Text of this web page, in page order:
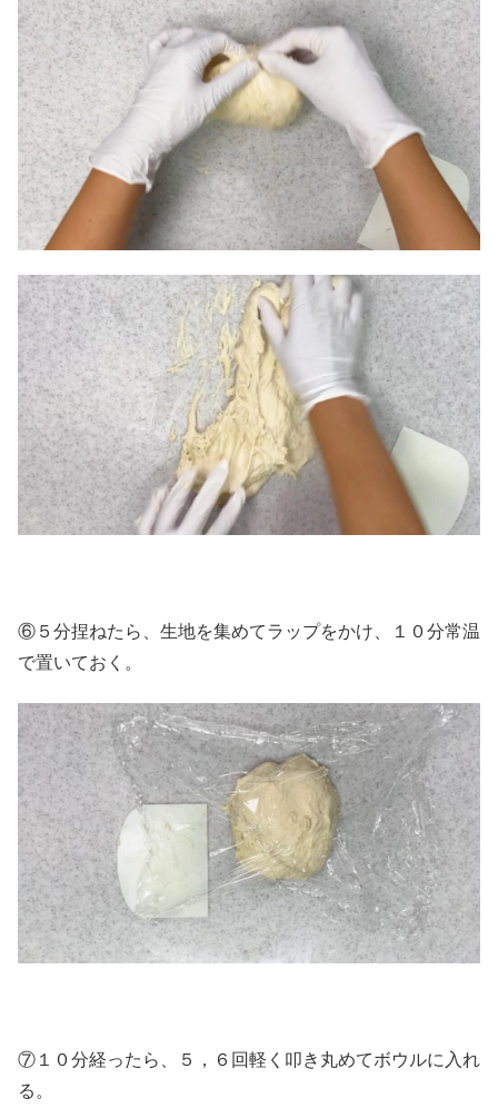
⑥５分捏ねたら、生地を集めてラップをかけ、１０分常温
で置いておく。
⑦１０分経ったら、５，６回軽く叩き丸めてボウルに入れ
る。